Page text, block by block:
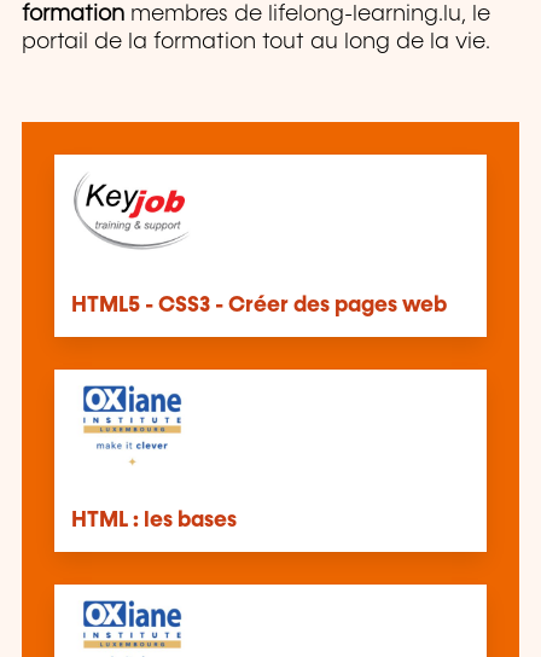
formation membres de lifelong-learning.lu, le
portail de la formation tout au long de la vie.
HTML5 - CSS3 - Créer des pages web
HTML : les bases